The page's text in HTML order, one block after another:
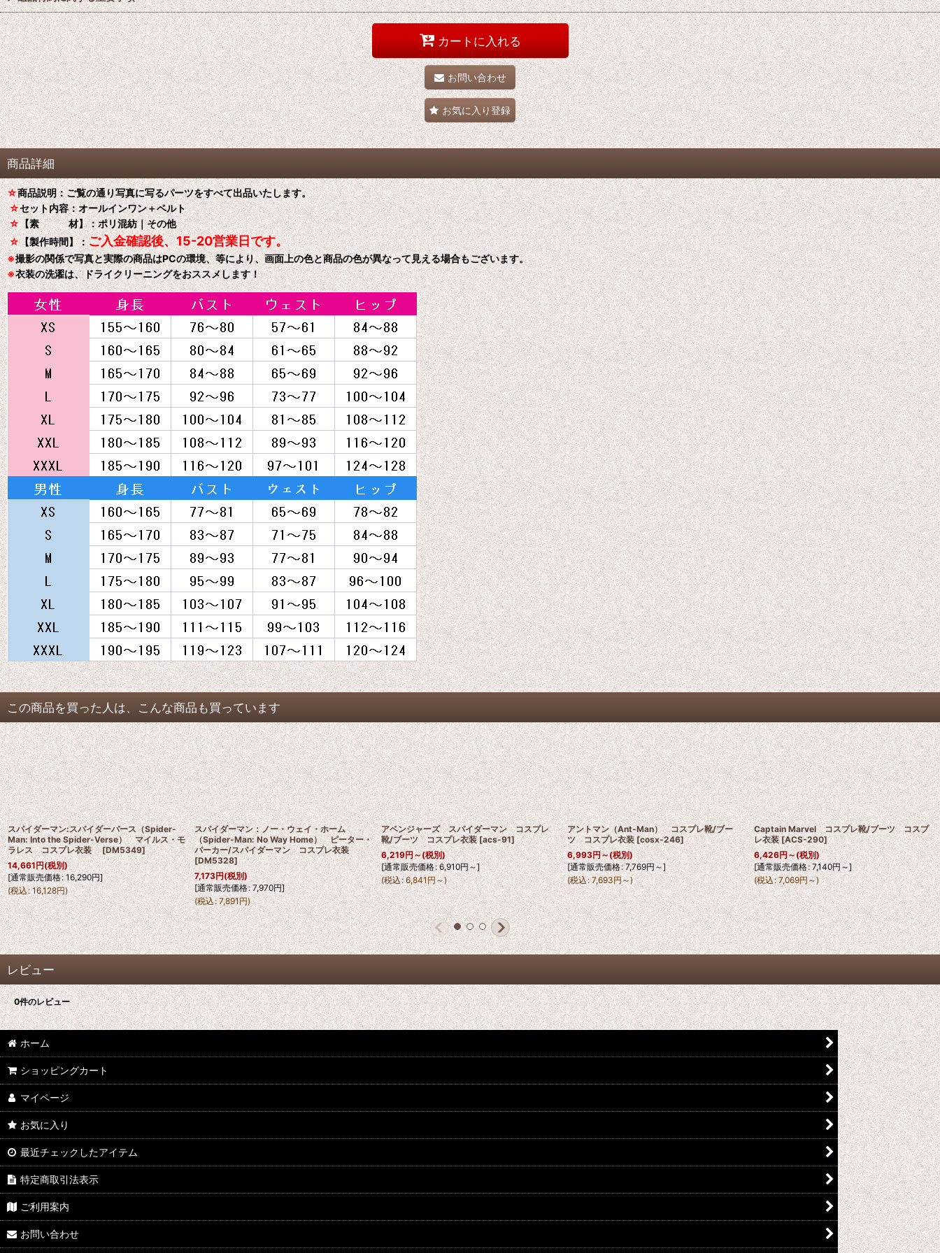
カートに入れる
お問い合わせ
お気に入り登録
商品詳細
☆商品説明：ご覧の通り写真に写るパーツをすべて出品いたします。
☆セット内容：オールインワン＋ベルト
☆【素 材】：ポリ混紡｜その他
☆【製作時間】：ご入金確認後、15-20営業日です。
※撮影の関係で写真と実際の商品はPCの環境、等により、画面上の色と商品の色が異なって見える場合もございます。
※衣装の洗濯は、ドライクリーニングをおススメします！
この商品を買った人は、こんな商品も買っています
スパイダーマン:スパイダーバース（Spider-
Man: Into the Spider-Verse） マイルス・モ
ラレス コスプレ衣装 [DM5349]
14,661円(税別)
[通常販売価格: 16,290円]
(税込: 16,128円)
スパイダーマン：ノー・ウェイ・ホーム
（Spider-Man: No Way Home） ピーター・
パーカー/スパイダーマン コスプレ衣装
[DM5328]
7,173円(税別)
[通常販売価格: 7,970円]
(税込: 7,891円)
アベンジャーズ スパイダーマン コスプレ
靴/ブーツ コスプレ衣装 [acs-91]
6,219円～(税別)
[通常販売価格: 6,910円～]
(税込: 6,841円～)
アントマン（Ant-Man） コスプレ靴/ブー
ツ コスプレ衣装 [cosx-246]
6,993円～(税別)
[通常販売価格: 7,769円～]
(税込: 7,693円～)
Captain Marvel コスプレ靴/ブーツ コスプ
レ衣装 [ACS-290]
6,426円～(税別)
[通常販売価格: 7,140円～]
(税込: 7,069円～)
レビュー
0件のレビュー
ホーム
ショッピングカート
マイページ
お気に入り
最近チェックしたアイテム
特定商取引法表示
ご利用案内
お問い合わせ